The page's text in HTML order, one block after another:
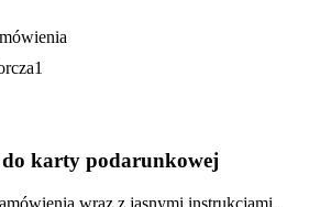
1
karty podarunkowej